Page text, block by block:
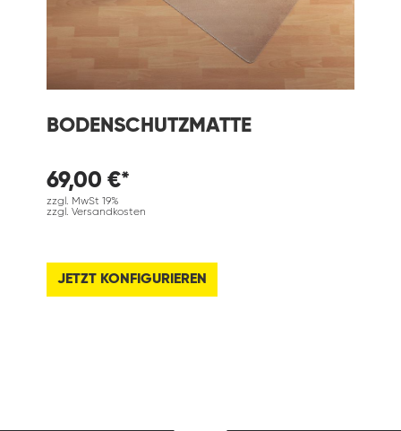
BODENSCHUTZMATTE
69,00 €*
zzgl. MwSt 19%
zzgl. Versandkosten
JETZT KONFIGURIEREN